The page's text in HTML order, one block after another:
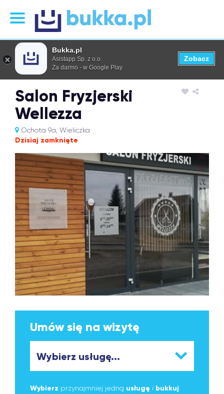
Salon Fryzjerski
Wellezza
Ochota 9a, Wieliczka
Dzisiaj zamknięte
Umów się na wizytę
Wybierz przynajmniej jedną usługę i bukkuj
Bukka.pl
Asistapp Sp. z o.o.
Za darmo - w Google Play
Zobacz